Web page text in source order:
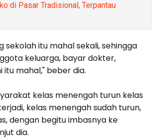
di Pasar Tradisional, Terpantau
sekolah itu mahal sekali, sehingga
keluarga, bayar dokter,
itu mahal," beber dia.
kelas menengah turun kelas
kelas menengah sudah turun,
dengan begitu imbasnya ke
dia.